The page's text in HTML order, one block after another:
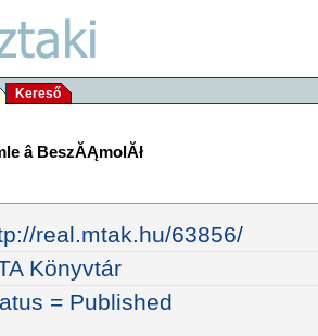
Kereső
â BeszĂĄmolĂł
real.mtak.hu/63856/
Könyvtár
= Published